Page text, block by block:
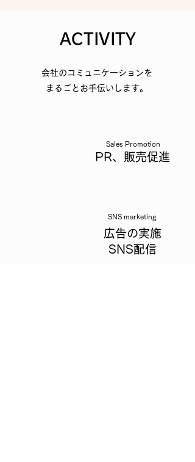
ACTIVITY
会社のコミュニケーションを
まるごとお手伝いします。
Sales Promotion
PR、販売促進
SNS marketing
広告の実施
SNS配信